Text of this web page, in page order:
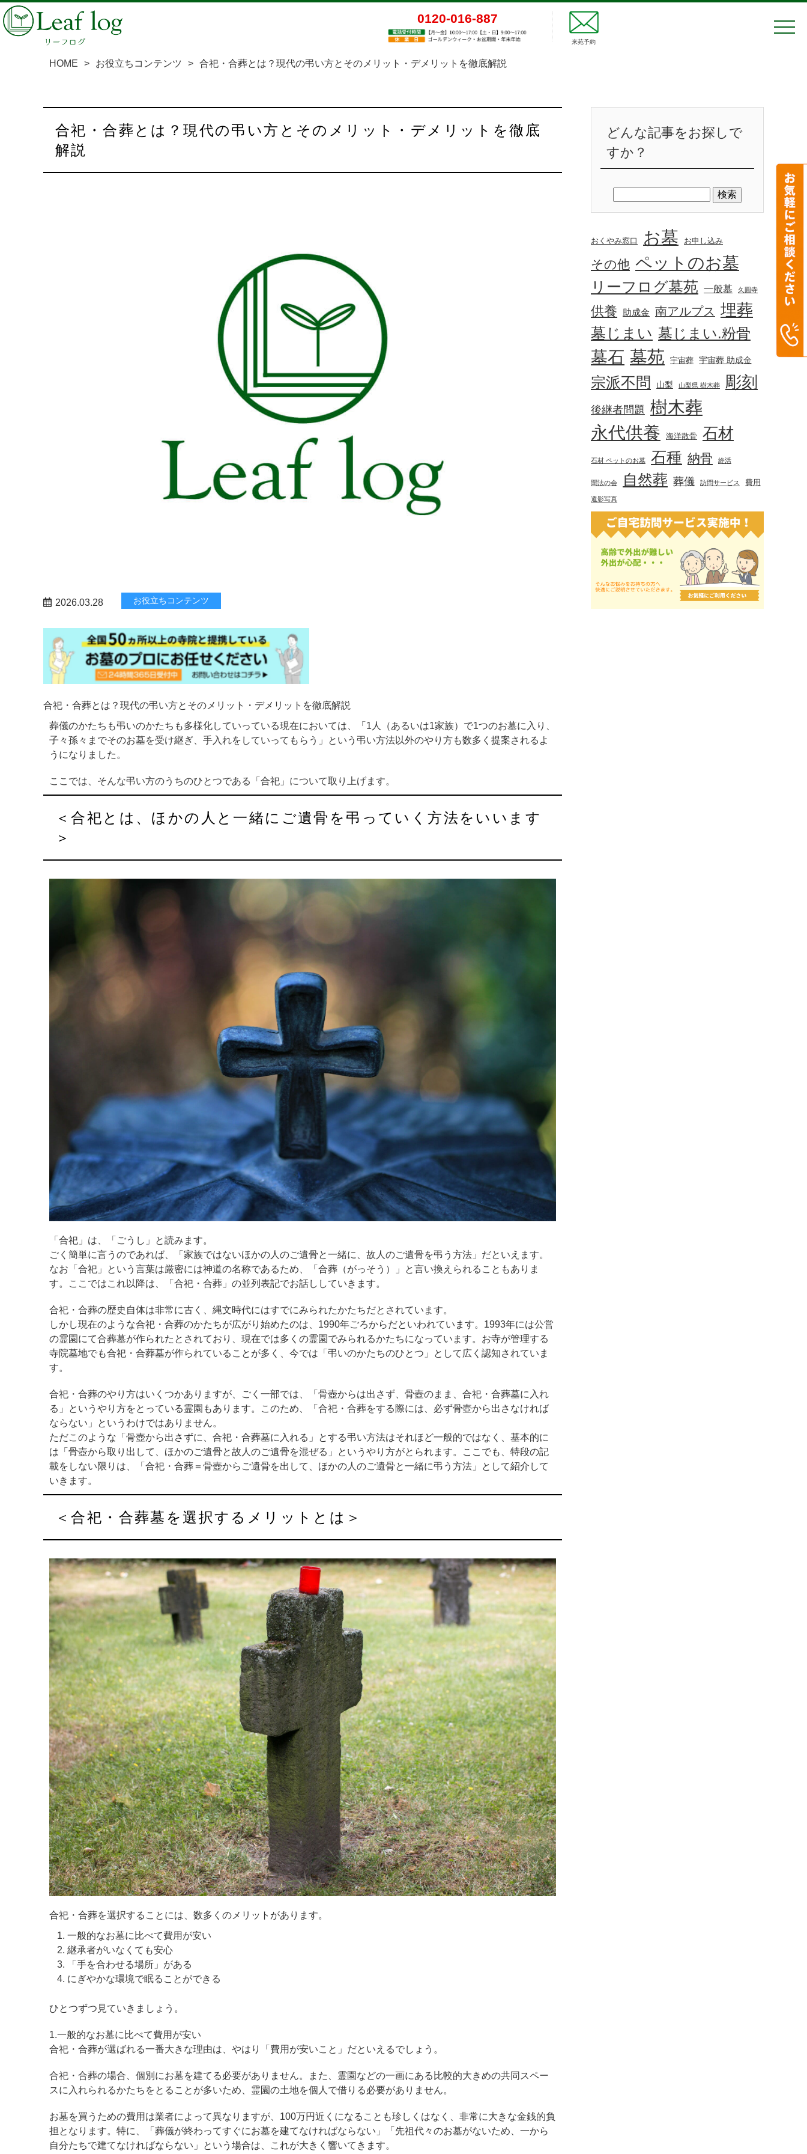
0120-016-887
来苑予約
HOME > お役立ちコンテンツ > 合祀・合葬とは？現代の弔い方とそのメリット・デメリットを徹底解説
合祀・合葬とは？現代の弔い方とそのメリット・デメリットを徹底
解説
2026.03.28 お役立ちコンテンツ
合祀・合葬とは？現代の弔い方とそのメリット・デメリットを徹底解説
葬儀のかたちも弔いのかたちも多様化していっている現在においては、「1人（あるいは1家族）で1つのお墓に入り、
子々孫々までそのお墓を受け継ぎ、手入れをしていってもらう」という弔い方法以外のやり方も数多く提案されるよ
うになりました。
ここでは、そんな弔い方のうちのひとつである「合祀」について取り上げます。
＜合祀とは、ほかの人と一緒にご遺骨を弔っていく方法をいいます
＞
「合祀」は、「ごうし」と読みます。
ごく簡単に言うのであれば、「家族ではないほかの人のご遺骨と一緒に、故人のご遺骨を弔う方法」だといえます。
なお「合祀」という言葉は厳密には神道の名称であるため、「合葬（がっそう）」と言い換えられることもありま
す。ここではこれ以降は、「合祀・合葬」の並列表記でお話ししていきます。
合祀・合葬の歴史自体は非常に古く、縄文時代にはすでにみられたかたちだとされています。
しかし現在のような合祀・合葬のかたちが広がり始めたのは、1990年ごろからだといわれています。1993年には公営
の霊園にて合葬墓が作られたとされており、現在では多くの霊園でみられるかたちになっています。お寺が管理する
寺院墓地でも合祀・合葬墓が作られていることが多く、今では「弔いのかたちのひとつ」として広く認知されていま
す。
合祀・合葬のやり方はいくつかありますが、ごく一部では、「骨壺からは出さず、骨壺のまま、合祀・合葬墓に入れ
る」というやり方をとっている霊園もあります。このため、「合祀・合葬をする際には、必ず骨壺から出さなければ
ならない」というわけではありません。
ただこのような「骨壺から出さずに、合祀・合葬墓に入れる」とする弔い方法はそれほど一般的ではなく、基本的に
は「骨壺から取り出して、ほかのご遺骨と故人のご遺骨を混ぜる」というやり方がとられます。ここでも、特段の記
載をしない限りは、「合祀・合葬＝骨壺からご遺骨を出して、ほかの人のご遺骨と一緒に弔う方法」として紹介して
いきます。
＜合祀・合葬墓を選択するメリットとは＞
合祀・合葬を選択することには、数多くのメリットがあります。
一般的なお墓に比べて費用が安い
継承者がいなくても安心
「手を合わせる場所」がある
にぎやかな環境で眠ることができる
ひとつずつ見ていきましょう。
1.一般的なお墓に比べて費用が安い
合祀・合葬が選ばれる一番大きな理由は、やはり「費用が安いこと」だといえるでしょう。
合祀・合葬の場合、個別にお墓を建てる必要がありません。また、霊園などの一画にある比較的大きめの共同スペー
スに入れられるかたちをとることが多いため、霊園の土地を個人で借りる必要がありません。
お墓を買うための費用は業者によって異なりますが、100万円近くになることも珍しくはなく、非常に大きな金銭的負
担となります。特に、「葬儀が終わってすぐにお墓を建てなければならない」「先祖代々のお墓がないため、一から
自分たちで建てなければならない」という場合は、これが大きく響いてきます。
どんな記事をお探しで
すか？
おくやみ窓口 お墓 お申し込み
その他 ペットのお墓
リーフログ墓苑 一般墓 久圓寺
供養 助成金 南アルプス 埋葬
墓じまい 墓じまい.粉骨
墓石 墓苑 宇宙葬 宇宙葬 助成金
宗派不問 山梨 山梨県 樹木葬 彫刻
後継者問題 樹木葬
永代供養 海洋散骨 石材
石材 ペットのお墓 石種 納骨 終活
聞法の会 自然葬 葬儀 訪問サービス 費用
遺影写真